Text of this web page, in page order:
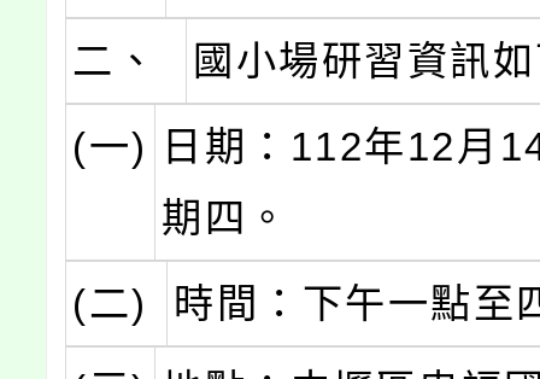
二、
國小場研習資訊
(一)
日期：112年12月
期四。
(二)
時間：下午一點至